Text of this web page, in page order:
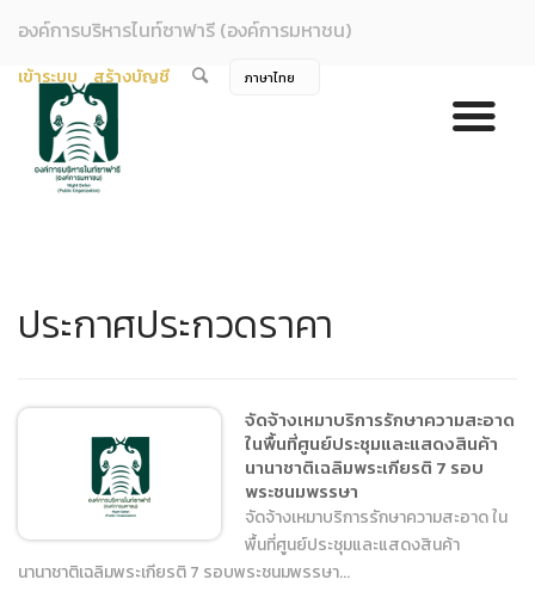
องค์การบริหารไนท์ซาฟารี (องค์การมหาชน)
เข้าระบบ สร้างบัญชี
ประกาศประกวดราคา
จัดจ้างเหมาบริการรักษาความสะอาด
ในพื้นที่ศูนย์ประชุมและแสดงสินค้า
นานาชาติเฉลิมพระเกียรติ 7 รอบ
พระชนมพรรษา
จัดจ้างเหมาบริการรักษาความสะอาด ใน
พื้นที่ศูนย์ประชุมและแสดงสินค้า
นานาชาติเฉลิมพระเกียรติ 7 รอบพระชนมพรรษา...